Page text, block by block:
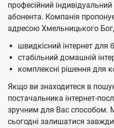
професійний
абонента. Компанія
адресою Хмельницького
швидкісний інтернет для
стабільний домашній
комплексні рішення для
Якщо ви знаходитеся в
постачальника інтернет-
зручним для Вас способом.
сьогодні залишатися